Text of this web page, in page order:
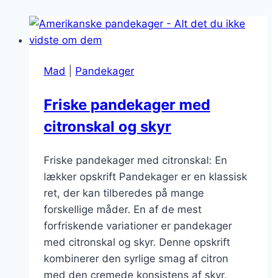
Mad Pandekager
Friske pandekager med
citronskal og skyr
Friske pandekager med citronskal: En
lækker opskrift Pandekager er en klassisk
ret, der kan tilberedes på mange
forskellige måder. En af de mest
forfriskende variationer er pandekager
med citronskal og skyr. Denne opskrift
kombinerer den syrlige smag af citron
med den cremede konsistens af skyr,